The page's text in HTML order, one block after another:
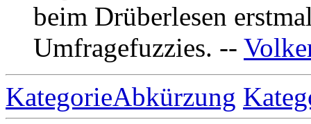
beim Drüberlesen
Umfragefuzzies. --
KategorieAbkürzung